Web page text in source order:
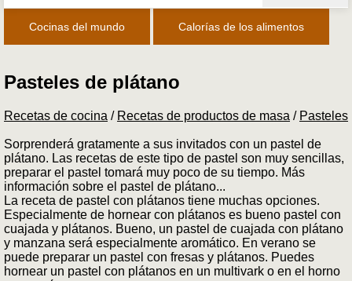
Cocinas del mundo Calorías de los alimentos
Pasteles de plátano
Recetas de cocina / Recetas de productos de masa / Pasteles
Sorprenderá gratamente a sus invitados con un pastel de
plátano. Las recetas de este tipo de pastel son muy sencillas,
preparar el pastel tomará muy poco de su tiempo. Más
información sobre el pastel de plátano...
La receta de pastel con plátanos tiene muchas opciones.
Especialmente de hornear con plátanos es bueno pastel con
cuajada y plátanos. Bueno, un pastel de cuajada con plátano
y manzana será especialmente aromático. En verano se
puede preparar un pastel con fresas y plátanos. Puedes
hornear un pastel con plátanos en un multivark o en el horno